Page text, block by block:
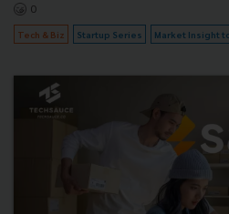
0
Tech & Biz Startup Series Market Insight